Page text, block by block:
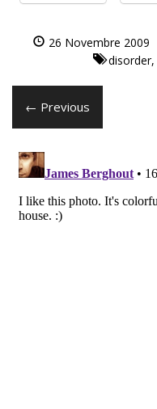
26 Novembre 2009
disorder,
← Previous